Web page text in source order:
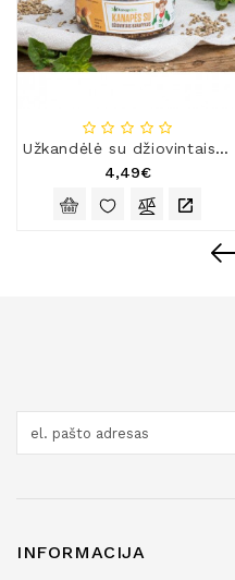
Užkandėlė su džiovintais baravykais
4,49€
INFORMACIJA